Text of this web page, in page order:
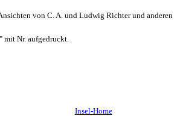
von C. A. und Ludwig Richter und anderen
mit Nr. aufgedruckt.
Insel-Home